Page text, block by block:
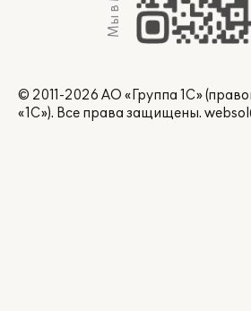
© 2011-2026 АО «Группа 1С»
«1С»). Все права защищены.